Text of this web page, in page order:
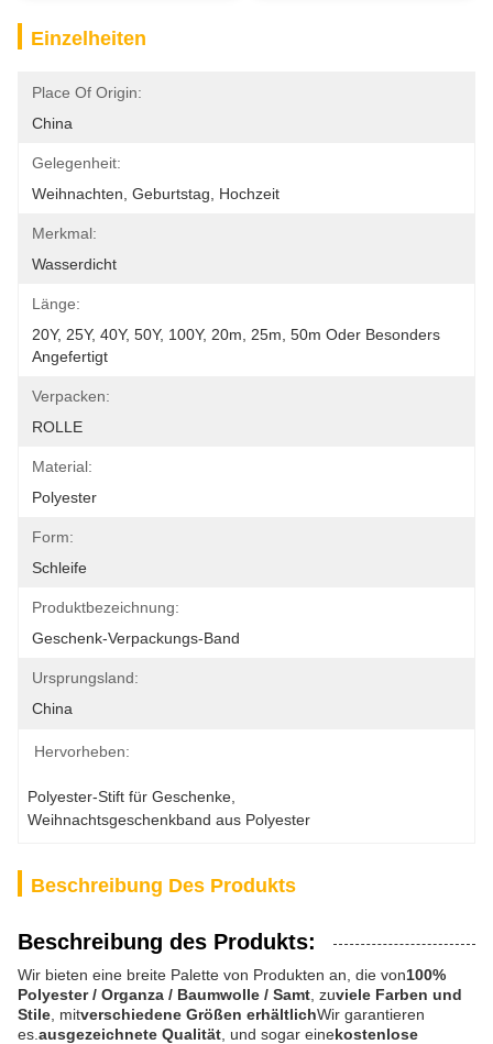
Einzelheiten
Place Of Origin:
China
Gelegenheit:
Weihnachten, Geburtstag, Hochzeit
Merkmal:
Wasserdicht
Länge:
20Y, 25Y, 40Y, 50Y, 100Y, 20m, 25m, 50m Oder Besonders
Angefertigt
Verpacken:
ROLLE
Material:
Polyester
Form:
Schleife
Produktbezeichnung:
Geschenk-Verpackungs-Band
Ursprungsland:
China
Hervorheben:
Polyester-Stift für Geschenke
Weihnachtsgeschenkband aus Polyester
Beschreibung Des Produkts
Beschreibung des Produkts:
Wir bieten eine breite Palette von Produkten an, die von100%
Polyester / Organza / Baumwolle / Samt , zuviele Farben und
Stile , mitverschiedene Größen erhältlichWir garantieren
es. ausgezeichnete Qualität , und sogar einekostenlose